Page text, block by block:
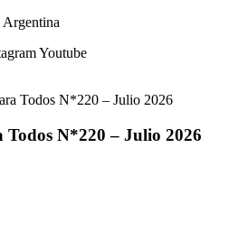
Argentina
Youtube
Todos N*220 – Julio 2026